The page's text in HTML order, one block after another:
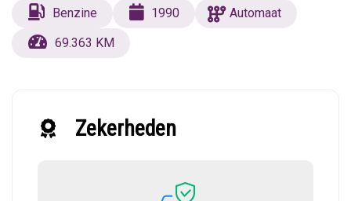
Benzine 1990
Automaat
69.363 KM
Zekerheden